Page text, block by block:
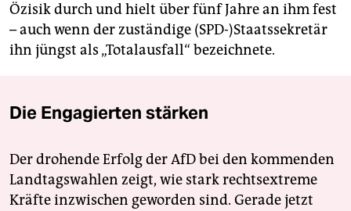
Özisik durch und hielt über fünf Jahre an ihm fest
– auch wenn der zuständige (SPD-)Staatssekretär
ihn jüngst als „Totalausfall“ bezeichnete.
Die Engagierten stärken
Der drohende Erfolg der AfD bei den kommenden
Landtagswahlen zeigt, wie stark rechtsextreme
Kräfte inzwischen geworden sind. Gerade jetzt